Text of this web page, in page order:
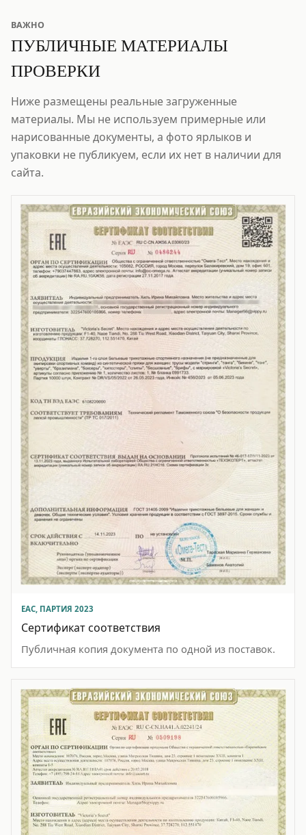
ВАЖНО
ПУБЛИЧНЫЕ МАТЕРИАЛЫ
ПРОВЕРКИ
Ниже размещены реальные загруженные
материалы. Мы не используем примерные или
нарисованные документы, а фото ярлыков и
упаковки не публикуем, если их нет в наличии для
сайта.
EAC, ПАРТИЯ 2023
Сертификат соответствия
Публичная копия документа по одной из поставок.